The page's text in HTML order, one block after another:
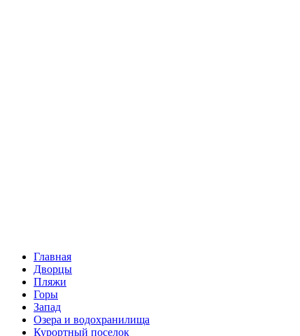
Главная
Дворцы
Пляжи
Горы
Запад
Озера и водохранилища
Курортный поселок